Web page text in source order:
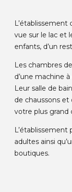
L’établissement
vue sur le lac et
enfants, d’un
Les chambres
d’une machine
Leur salle de
de chaussons et
votre plus grand
adultes ainsi
boutiques.